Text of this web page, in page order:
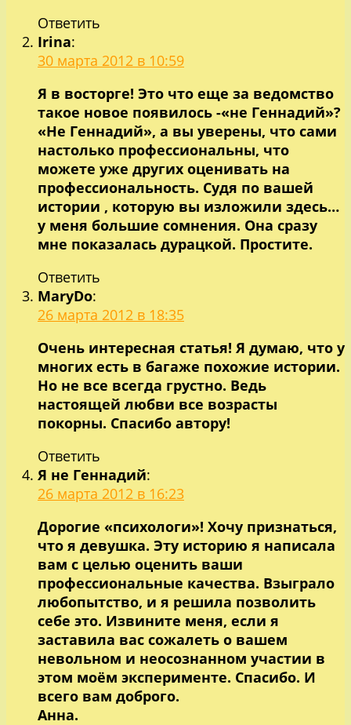
Ответить
Irina:
30 марта 2012 в 10:59
Я в восторге! Это что еще за ведомство
такое новое появилось -«не Геннадий»?
«Не Геннадий», а вы уверены, что сами
настолько профессиональны, что
можете уже других оценивать на
профессиональность. Судя по вашей
истории , которую вы изложили здесь…
у меня большие сомнения. Она сразу
мне показалась дурацкой. Простите.
Ответить
MaryDo:
26 марта 2012 в 18:35
Очень интересная статья! Я думаю, что у
многих есть в багаже похожие истории.
Но не все всегда грустно. Ведь
настоящей любви все возрасты
покорны. Спасибо автору!
Ответить
Я не Геннадий:
26 марта 2012 в 16:23
Дорогие «психологи»! Хочу признаться,
что я девушка. Эту историю я написала
вам с целью оценить ваши
профессиональные качества. Взыграло
любопытство, и я решила позволить
себе это. Извините меня, если я
заставила вас сожалеть о вашем
невольном и неосознанном участии в
этом моём эксперименте. Спасибо. И
всего вам доброго.
Анна.